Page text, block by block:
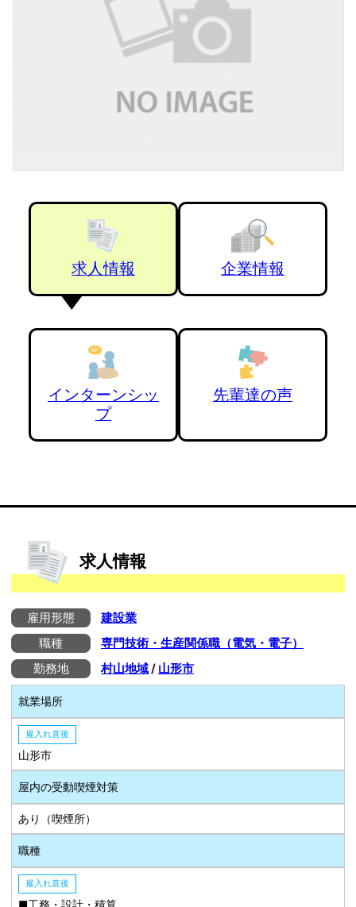
求人情報 企業情報
インターンシッ
プ
先輩達の声
求人情報
雇用形態
建設業
職種
専門技術・生産関係職（電気・電子）
勤務地
村山地域 / 山形市
就業場所
雇入れ直後
山形市
屋内の受動喫煙対策
あり（喫煙所）
職種
雇入れ直後
■工務・設計・積算